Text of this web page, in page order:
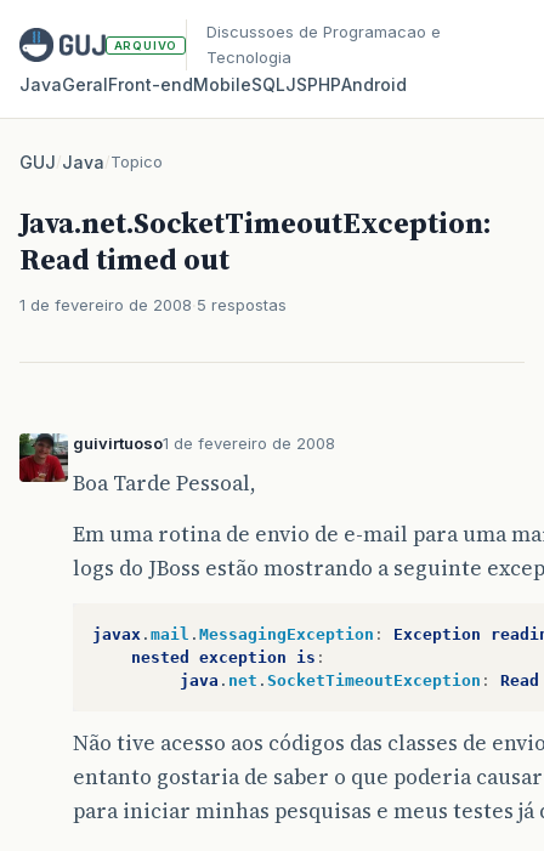
ARQUIVO
Discussoes de Programacao e
Tecnologia
JavaGeralFront‑endMobileSQLJSPHPAndroid
GUJ/Java/Topico
Java.net.SocketTimeoutException:
Read timed out
1 de fevereiro de 2008 5 respostas
guivirtuoso1 de fevereiro de 2008
Boa Tarde Pessoal,
Em uma rotina de envio de e-mail para uma
logs do JBoss estão mostrando a seguinte
javax . mail . MessagingException : Exception
nested
exception is :
java . net . SocketTimeoutException : Read
Não tive acesso aos códigos das classes de
entanto gostaria de saber o que poderia
para iniciar minhas pesquisas e meus testes